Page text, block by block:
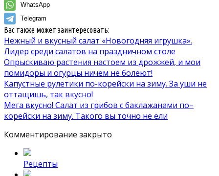
WhatsApp
Telegram
Вас также может заинтересовать:
Нежный и вкусный салат «Новогодняя игрушка».
Лидер среди салатов на праздничном столе
Опрыскиваю растения настоем из дрожжей, и мои
помидоры и огурцы ничем не болеют!
Капустные рулетики по-корейски на зиму. За уши не
оттащишь, так вкусно!
Мега вкусно! Салат из грибов с баклажанами по–
корейски на зиму. Такого вы точно не ели
Комментирование закрыто
Рецепты